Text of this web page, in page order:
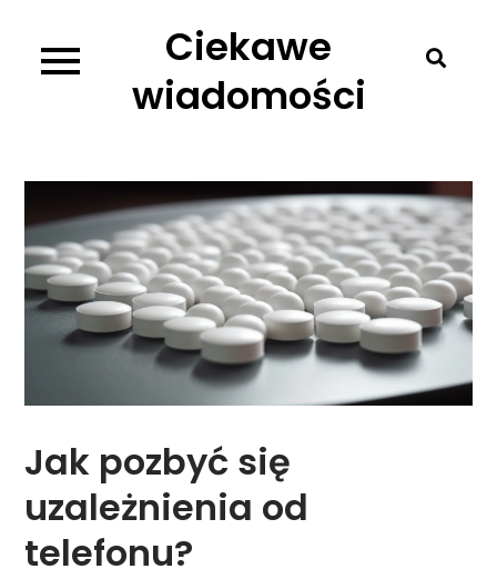
content
Ciekawe
wiadomości
Jak pozbyć się
uzależnienia od
telefonu?